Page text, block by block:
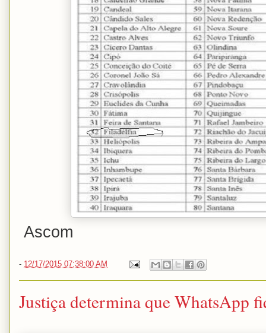
Ascom
- 12/17/2015 07:38:00 AM
Justiça determina que WhatsApp